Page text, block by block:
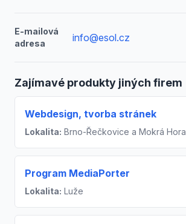
E-mailová
adresa
info@esol.cz
Zajímavé produkty jiných firem
Webdesign, tvorba stránek
Lokalita: Brno-Řečkovice a Mokrá Hora
Program MediaPorter
Lokalita: Luže